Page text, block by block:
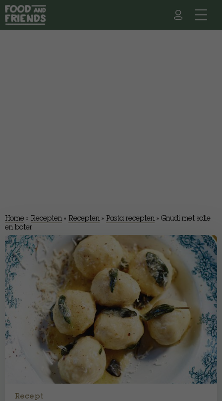
Home » Recepten » Recepten » Pasta recepten » Gnudi met salie
en boter
Recept